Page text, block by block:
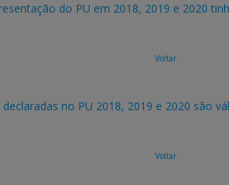
do PU em 2018, 2019 e 2020
Voltar
no PU 2018, 2019 e 2020 são
Voltar